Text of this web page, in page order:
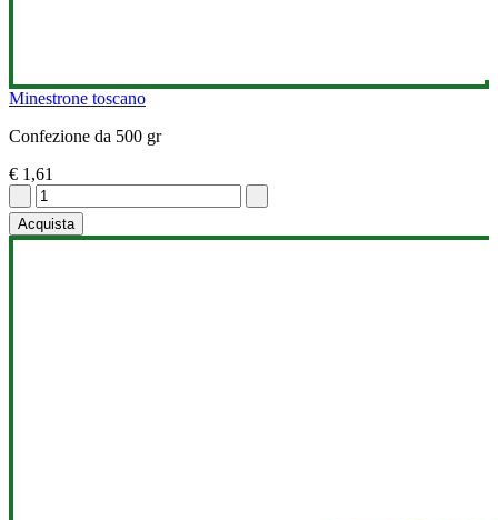
Minestrone toscano
Confezione da 500 gr
€ 1,61
Acquista